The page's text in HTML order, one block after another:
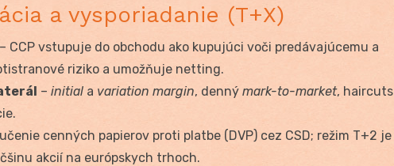
a vysporiadanie (T+X)
– CCP vstupuje do obchodu ako kupujúci voči predávajúcemu a
riziko a umožňuje netting.
– initial a variation margin, denný mark-to-market, haircuts
cenných papierov proti platbe (DVP) cez CSD; režim T+2 je
akcií na európskych trhoch.